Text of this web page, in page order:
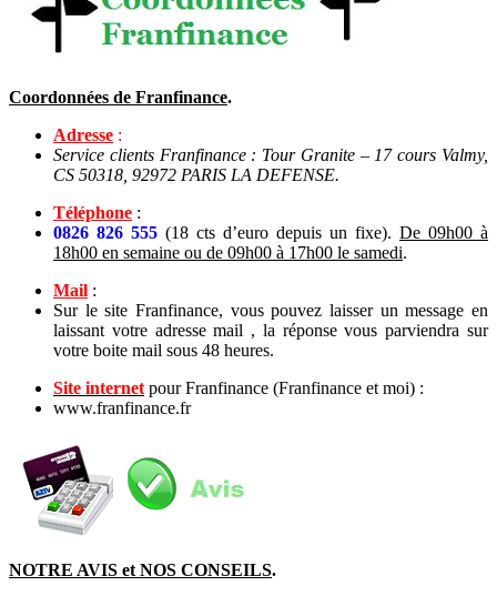
Coordonnées de Franfinance.
Adresse :
Service clients Franfinance : Tour Granite – 17 cours Valmy,
CS 50318, 92972 PARIS LA DEFENSE.
Téléphone :
0826 826 555 (18 cts d’euro depuis un fixe). De 09h00 à
18h00 en semaine ou de 09h00 à 17h00 le samedi.
Mail :
Sur le site Franfinance, vous pouvez laisser un message en
laissant votre adresse mail , la réponse vous parviendra sur
votre boite mail sous 48 heures.
Site internet pour Franfinance (Franfinance et moi) :
www.franfinance.fr
NOTRE AVIS et NOS CONSEILS.